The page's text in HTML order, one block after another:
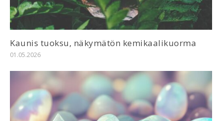
Kaunis tuoksu, näkymätön kemikaalikuorma
01.05.2026